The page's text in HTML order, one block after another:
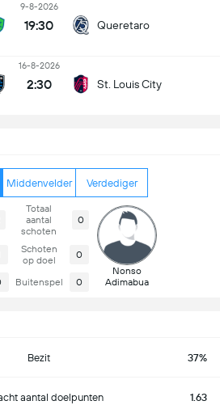
9-8-2026
19:30 Queretaro
16-8-2026
2:30 St. Louis City
Middenvelder Verdediger
Totaal
aantal
schoten
0
Schoten
op doel
0
Buitenspel 0
Nonso
Adimabua
Bezit 37%
aantal doelpunten 1.63